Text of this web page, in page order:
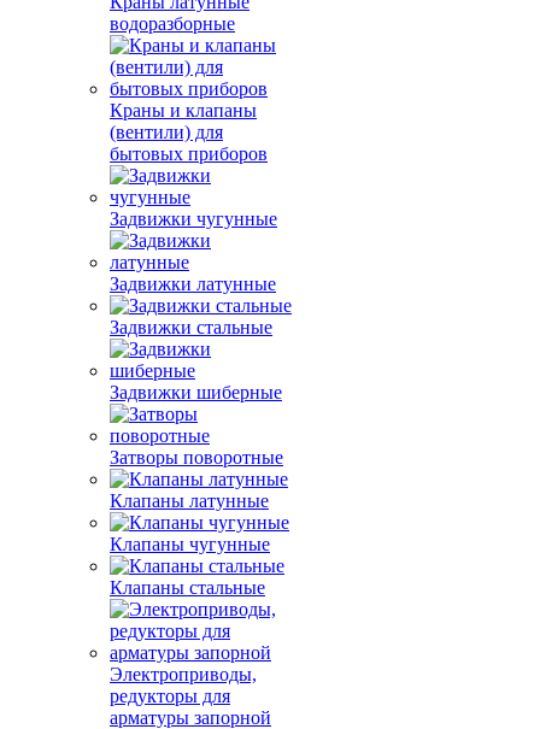
водоразборные
Краны и клапаны
(вентили) для
бытовых приборов
Задвижки чугунные
Задвижки латунные
Задвижки стальные
Задвижки шиберные
Затворы поворотные
Клапаны латунные
Клапаны чугунные
Клапаны стальные
Электроприводы,
редукторы для
арматуры запорной